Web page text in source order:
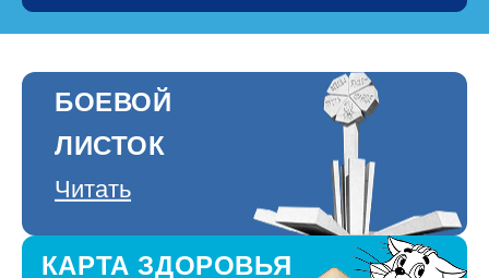
БОЕВОЙ
ЛИСТОК
Читать
КАРТА ЗДОРОВЬЯ